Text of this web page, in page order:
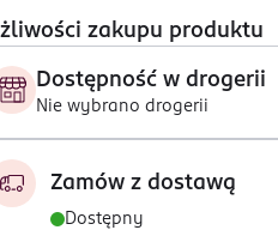
zakupu produktu
Dostępność w drogerii
Nie wybrano drogerii
Zamów z dostawą
Dostępny